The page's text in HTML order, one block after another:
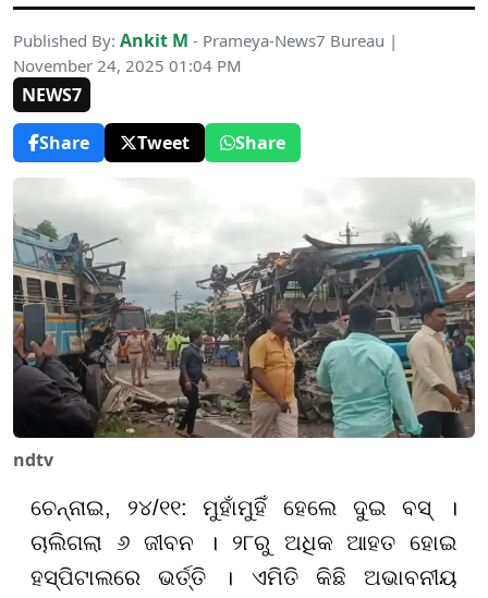
Published By: Ankit M - Prameya-News7 Bureau |
November 24, 2025 01:04 PM
NEWS7
Share
Tweet Share
ndtv
ଚେନ୍ନାଇ, ୨୪/୧୧: ମୁହାଁମୁହିଁ ହେଲେ ଦୁଇ ବସ୍ ।
ଚାଲିଗଲା ୬ ଜୀବନ । ୨୮ରୁ ଅଧିକ ଆହତ ହୋଇ
ହସ୍ପିଟାଲରେ ଭର୍ତ୍ତି । ଏମିତି କିଛି ଅଭାବନୀୟ